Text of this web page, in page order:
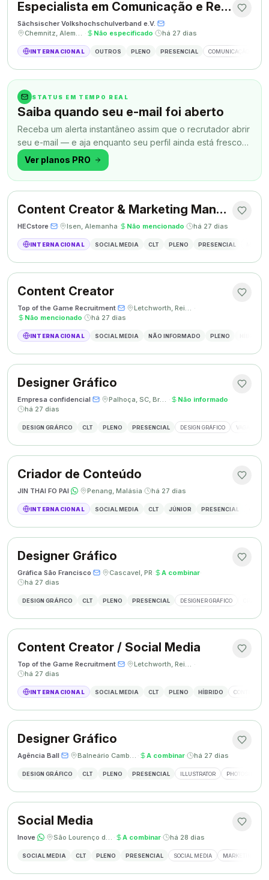
Especialista em Comunicação e Relações Públicas
Sächsischer Volkshochschulverband e.V.·
·
Chemnitz, Alemanha · Não especificado· há 27 dias
INTERNACIONAL OUTROS PLENO PRESENCIAL COMUNICAÇÃO
STATUS EM TEMPO REAL
Saiba quando seu e-mail foi aberto
Receba um alerta instantâneo assim que o recrutador abrir
seu e-mail — e aja enquanto seu perfil ainda está fresco
na memória.
Ver planos PRO
Content Creator & Marketing Manager
HECstore· · Isen, Alemanha· Não mencionado· há 27 dias
INTERNACIONAL SOCIAL MEDIA CLT PLENO PRESENCIAL
Content Creator
Top of the Game Recruitment· · Letchworth, Reino Unido ·
Não mencionado· há 27 dias
INTERNACIONAL SOCIAL MEDIA NÃO INFORMADO PLENO
Designer Gráfico
Empresa confidencial· · Palhoça, SC, Brasil · Não informado·
há 27 dias
DESIGN GRÁFICO CLT PLENO PRESENCIAL DESIGN GRÁFICO VAGA
Criador de Conteúdo
JIN THAI FO PAI· · Penang, Malásia· há 27 dias
INTERNACIONAL SOCIAL MEDIA CLT JÚNIOR PRESENCIAL
Designer Gráfico
Gráfica São Francisco· · Cascavel, PR· A combinar·
há 27 dias
DESIGN GRÁFICO CLT PLENO PRESENCIAL DESIGNER GRÁFICO
Content Creator / Social Media
Top of the Game Recruitment· · Letchworth, Reino Unido ·
há 27 dias
INTERNACIONAL SOCIAL MEDIA CLT PLENO HÍBRIDO CONTENT
Designer Gráfico
Agência Ball· · Balneário Camboriú, SC · A combinar· há 27 dias
DESIGN GRÁFICO CLT PLENO PRESENCIAL ILLUSTRATOR PHOTOSHOP
Social Media
Inove· · São Lourenço do Oeste, SC · A combinar· há 28 dias
SOCIAL MEDIA CLT PLENO PRESENCIAL SOCIAL MEDIA MARKETING